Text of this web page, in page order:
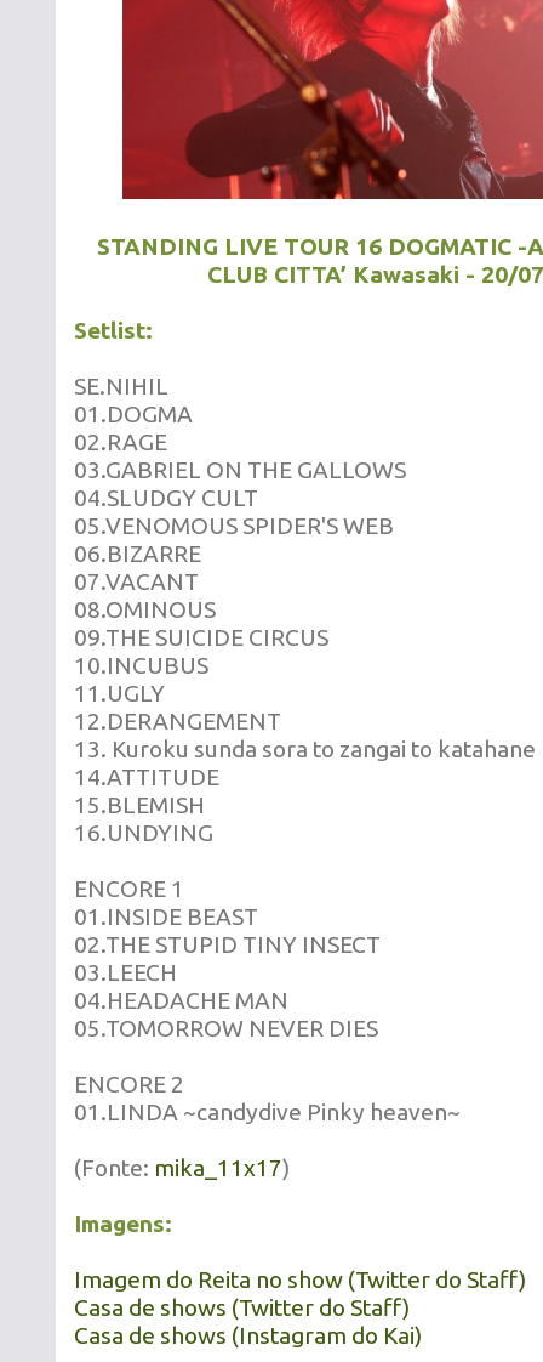
STANDING LIVE TOUR 16 DOGMATIC -
CLUB CITTA’ Kawasaki - 20/
Setlist:
SE.NIHIL
01.DOGMA
02.RAGE
03.GABRIEL ON THE GALLOWS
04.SLUDGY CULT
05.VENOMOUS SPIDER'S WEB
06.BIZARRE
07.VACANT
08.OMINOUS
09.THE SUICIDE CIRCUS
10.INCUBUS
11.UGLY
12.DERANGEMENT
13. Kuroku sunda sora to zangai to katahane
14.ATTITUDE
15.BLEMISH
16.UNDYING
ENCORE 1
01.INSIDE BEAST
02.THE STUPID TINY INSECT
03.LEECH
04.HEADACHE MAN
05.TOMORROW NEVER DIES
ENCORE 2
01.LINDA ~candydive Pinky heaven~
(Fonte: mika_11x17)
Imagens:
Imagem do Reita no show (Twitter do Staff)
Casa de shows (Twitter do Staff)
Casa de shows (Instagram do Kai)